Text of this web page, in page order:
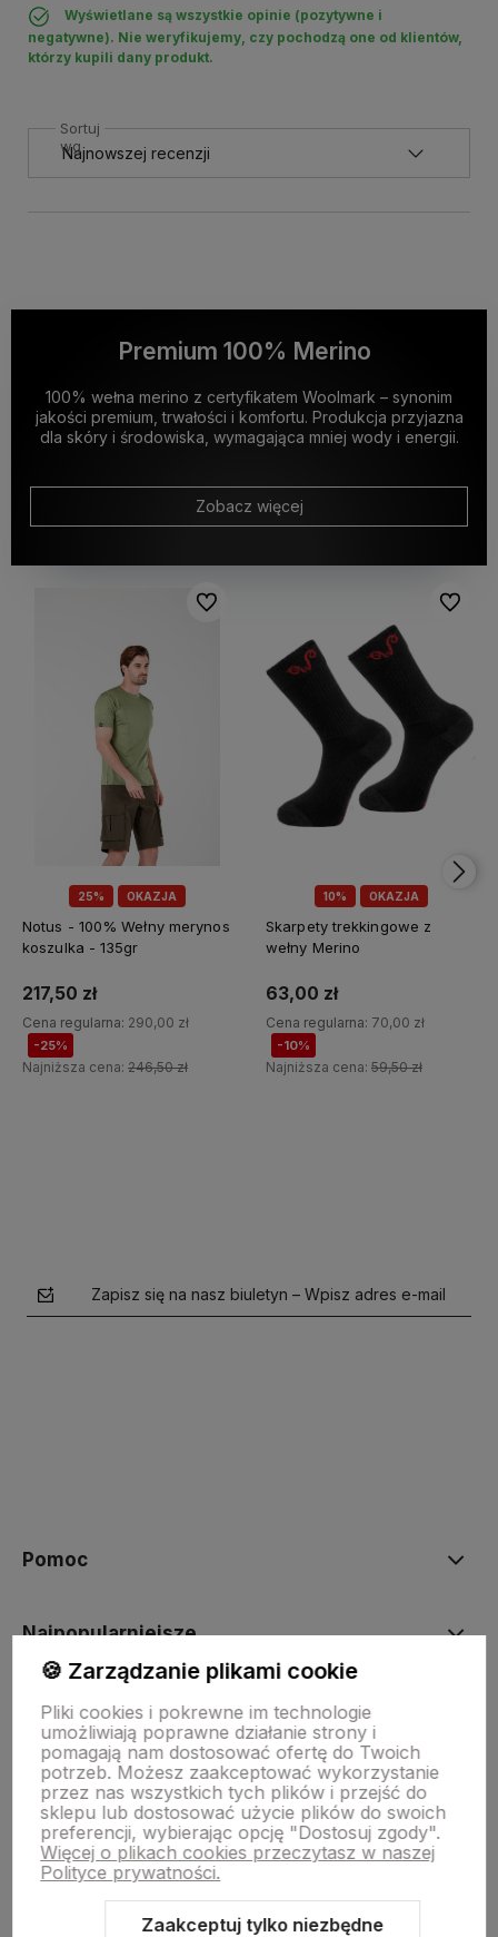
Wyświetlane są wszystkie opinie (pozytywne i
negatywne). Nie weryfikujemy, czy pochodzą one od klientów,
którzy kupili dany produkt.
Sortuj
wg
Premium 100% Merino
100% wełna merino z certyfikatem Woolmark – synonim
jakości premium, trwałości i komfortu. Produkcja przyjazna
dla skóry i środowiska, wymagająca mniej wody i energii.
Zobacz więcej
25% OKAZJA
Notus - 100% Wełny merynos
koszulka - 135gr
217,50 zł
Cena regularna: 290,00 zł
-25%
Najniższa cena: 246,50 zł
Do ulubionych
10% OKAZJA
Skarpety trekkingowe z
wełny Merino
63,00 zł
Cena regularna: 70,00 zł
-10%
Najniższa cena: 59,50 zł
Do
Zapisz się na nasz biuletyn – Wpisz adres e-mail
Pomoc
Najpopularniejsze
Moje konto
Płatności i dostawa
Informacje
🍪 Zarządzanie plikami cookie
Pliki cookies i pokrewne im technologie
umożliwiają poprawne działanie strony i
pomagają nam dostosować ofertę do Twoich
potrzeb. Możesz zaakceptować wykorzystanie
przez nas wszystkich tych plików i przejść do
sklepu lub dostosować użycie plików do swoich
preferencji, wybierając opcję "Dostosuj zgody".
Więcej o plikach cookies przeczytasz w naszej
Polityce prywatności.
Zaakceptuj tylko niezbędne